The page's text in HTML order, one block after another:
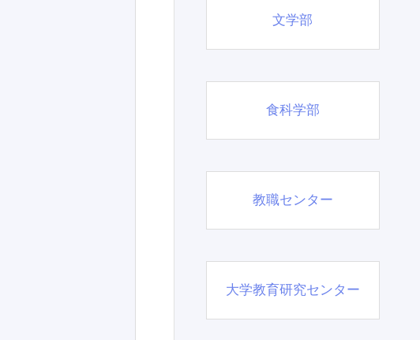
文学部
食科学部
教職センター
大学教育研究センター